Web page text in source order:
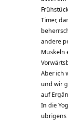
Timer,
andere
Muskeln
Aber ich
und wir
auf
In die
übrigens